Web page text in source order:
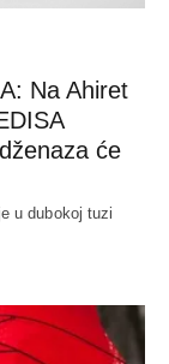
Na Ahiret
će
u dubokoj tuzi